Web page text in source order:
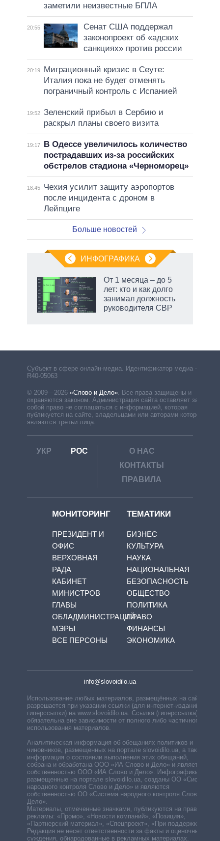
заметили неизвестные БПЛА
20:55
Сенат США поддержал
законопроект об «адских
санкциях» против россии
20:19
Миграционный кризис в Сеуте:
Италия пока не будет отменять
пограничный контроль с Испанией
19:52 Зеленский прибыл в Сербию и
раскрыл планы своего визита
19:17
В Одессе увеличилось количество
пострадавших из-за российских
обстрелов стадиона «Черноморец»
18:45
Чехия усилит защиту аэропортов
после инцидента с дроном в
Лейпциге
Больше новостей
ИНФОГРАФИКА
От 1 месяца – до 5
лет: кто и как долго
занимал должность
руководителя СВР
Субъект в сфере онлайн-медиа. Идентификатор медиа –
R40-05063
© 2009—2026 «Слово и Дело»
Все права защищены и
охраняются законом. Администрация сайта оставляет за
собой право не соглашаться с информацией, которая
публикуется на сайте, владельцами или авторами которой
являются третьи лица.
УКР РОС
О НАС
КОНТАКТЫ
ПРАВИЛА
МОНИТОРИНГ
ПРЕЗИДЕНТ И
ОФИС
ВЕРХОВНАЯ
РАДА
КАБИНЕТ
МИНИСТРОВ
ГЛАВЫ
ОБЛАДМИНИСТРАЦИЙ
МЭРЫ
ВСЕ ПЕРСОНЫ
ТЕМАТИКИ
БИЗНЕС
КУЛЬТУРА
НАУКА
НАЦИОНАЛЬНАЯ
БЕЗОПАСНОСТЬ
ОБЩЕСТВО
ПОЛИТИКА
ПРАВО
ФИНАНСЫ
ЭКОНОМИКА
info@slovoidilo.ua
Использование любых материалов, размещённых на сайте,
разрешается при указании ссылки (для интернет-изданий —
гиперссылки) на www.slovoidilo.ua. Ссылка (гиперссылка)
обязательна вне зависимости от полного либо частичного
использования материалов.
Аналитическая информация об обещаниях политиков и
чиновников, размещенных на портале slovoidilo.ua, а также
информация о состоянии выполнения этих обещаний,
собрана и обработана ООО «ИА Слово и Дело» и является
собственностью ООО «ИА Слово и Дело». Инфографики,
размещенные на портале slovoidilo.ua, созданы ОО «Система
народного контроля Слово и Дело» и являются
собственностью ОО «Система народного контроля Слово и
Дело».
Материалы, отмеченные значками, публикуются на правах
рекламы: «Промо», «Новости компаний», «Позиция»,
«Партнерский материал», «Спецпроект», «При поддержке».
Редакция не несет ответственности за факты и оценочные
суждения, обнародованные в рекламных материалах.